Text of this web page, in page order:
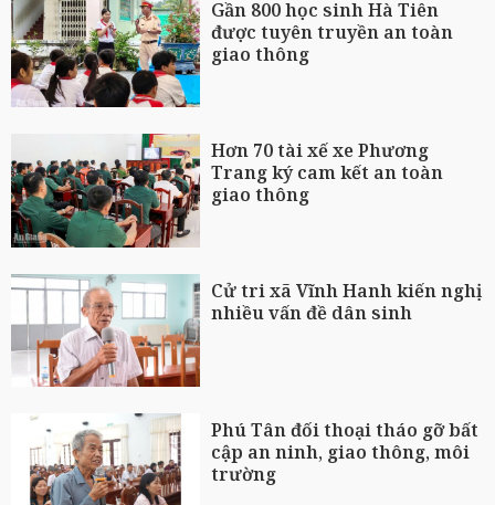
Gần 800 học sinh Hà Tiên
được tuyên truyền an toàn
giao thông
Hơn 70 tài xế xe Phương
Trang ký cam kết an toàn
giao thông
Cử tri xã Vĩnh Hanh kiến nghị
nhiều vấn đề dân sinh
Phú Tân đối thoại tháo gỡ bất
cập an ninh, giao thông, môi
trường